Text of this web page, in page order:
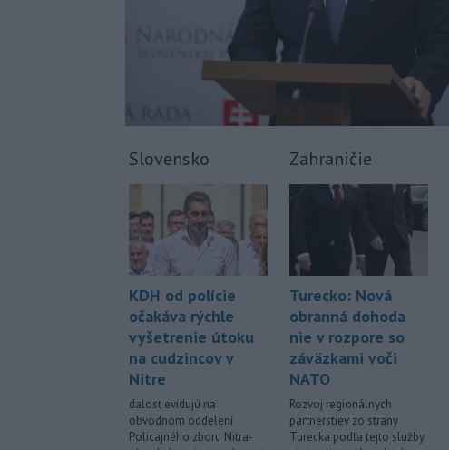
Slovensko
KDH od polície
očakáva rýchle
vyšetrenie útoku
na cudzincov v
Nitre
dalosť evidujú na
obvodnom oddelení
Policajného zboru Nitra-
Zahraničie
Turecko: Nová
obranná dohoda
nie v rozpore so
záväzkami voči
NATO
Rozvoj regionálnych
partnerstiev zo strany
Turecka podľa tejto služby